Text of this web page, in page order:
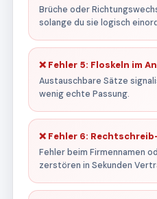
Brüche oder
solange du sie logisch
❌ Fehler 5: Floskeln im
Austauschbare Sätze
wenig echte Passung.
❌ Fehler 6:
Fehler beim Firmennamen
zerstören in Sekunden